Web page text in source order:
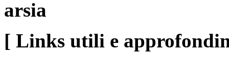
[ Links utili e